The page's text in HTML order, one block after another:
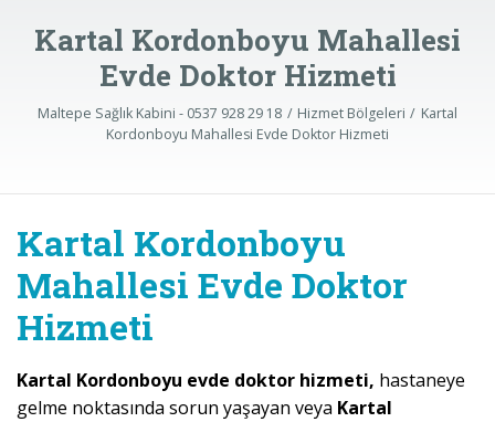
Kartal Kordonboyu Mahallesi
Evde Doktor Hizmeti
Maltepe Sağlık Kabini - 0537 928 29 18 Hizmet Bölgeleri
Kartal
Kordonboyu Mahallesi Evde Doktor Hizmeti
Kartal Kordonboyu
Mahallesi Evde Doktor
Hizmeti
Kartal Kordonboyu evde doktor hizmeti, hastaneye
gelme noktasında sorun yaşayan veya Kartal